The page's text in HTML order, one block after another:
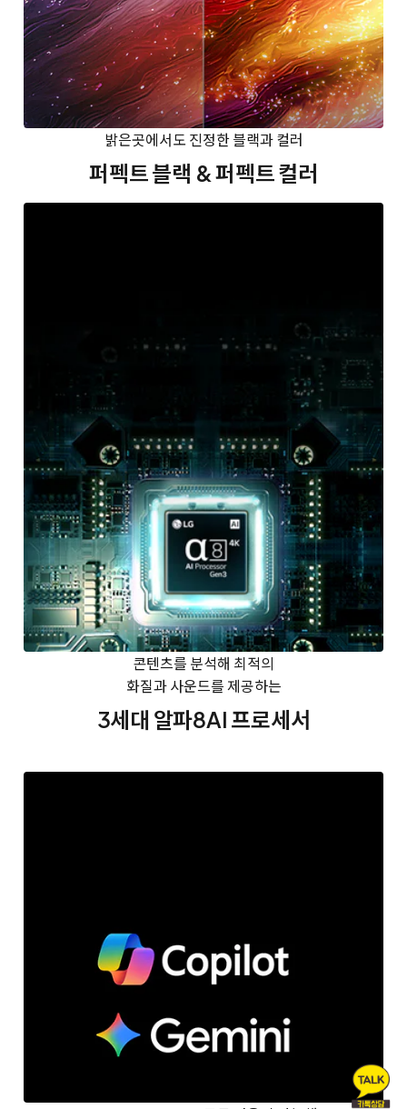
밝은곳에서도 진정한 블랙과 컬러
퍼펙트 블랙 & 퍼펙트 컬러
콘텐츠를 분석해 최적의
화질과 사운드를 제공하는
3세대 알파8AI 프로세서